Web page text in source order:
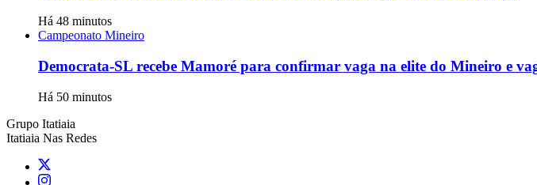
Há 48 minutos
Campeonato Mineiro
Democrata-SL recebe Mamoré para confirmar vaga na elite do Mineiro e
Há 50 minutos
Grupo Itatiaia
Itatiaia Nas Redes